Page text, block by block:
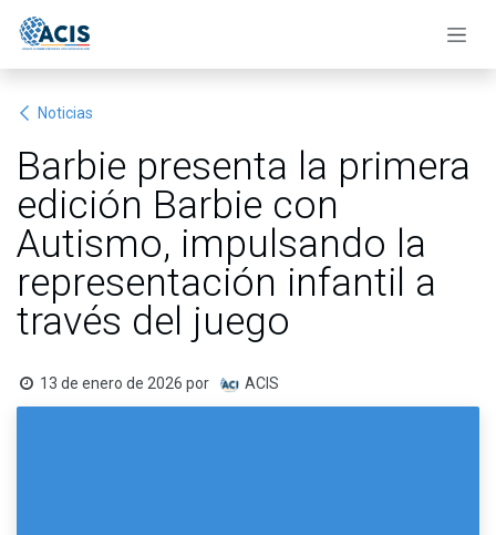
Noticias
Barbie presenta la primera
edición Barbie con
Autismo, impulsando la
representación infantil a
través del juego
13 de enero de 2026 por ACIS